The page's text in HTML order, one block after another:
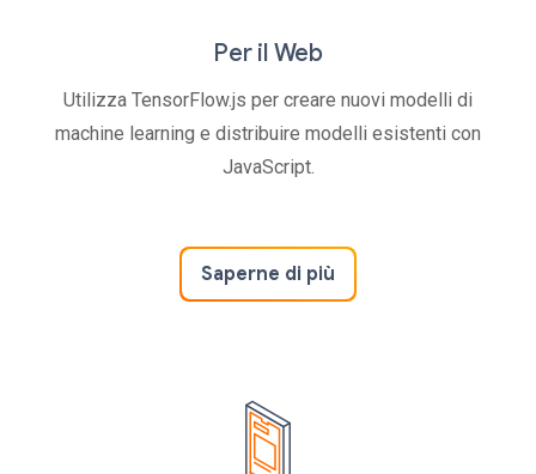
Per il Web
Utilizza TensorFlow.js per creare nuovi modelli di
machine learning e distribuire modelli esistenti con
JavaScript.
Saperne di più